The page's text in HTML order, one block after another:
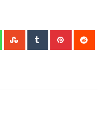
WhatsappStumbleUpon
Tumblr Pinterest